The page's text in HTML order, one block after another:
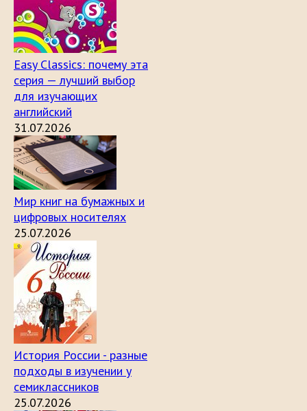
Easy Classics: почему эта
серия — лучший выбор
для изучающих
английский
31.07.2026
Мир книг на бумажных и
цифровых носителях
25.07.2026
История России - разные
подходы в изучении у
семиклассников
25.07.2026